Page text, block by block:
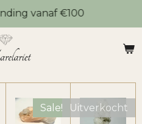
vanaf €100
Sale! Uitverkocht